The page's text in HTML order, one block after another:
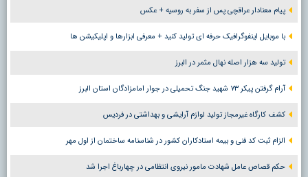
پیام معنادار عراقچی پس از سفر به روسیه + عکس
با موبایل اینفوگرافیک حرفه ای تولید کنید + معرفی ابزارها و اپلیکیشن ها
تولید سه هزار اصله نهال مثمر در البرز
آرام گرفتن پیکر ۷۳ شهید جنگ تحمیلی در جوار امامزادگان استان البرز
کشف کارگاه غیرمجاز تولید لوازم آرایشی و بهداشتی در فردیس
الزام ثبت کد فنی و بیمه استادکاران کشور در شناسنامه ساختمان از اول مهر
حکم قصاص عامل شهادت مامور نیروی انتظامی در چهارباغ اجرا شد